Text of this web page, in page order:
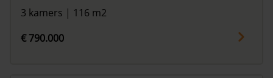
3 kamers | 116 m2
€ 790.000